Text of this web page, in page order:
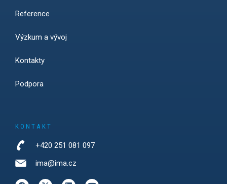
Reference
Výzkum a vývoj
Kontakty
Podpora
KONTAKT
+420 251 081 097
ima@ima.cz